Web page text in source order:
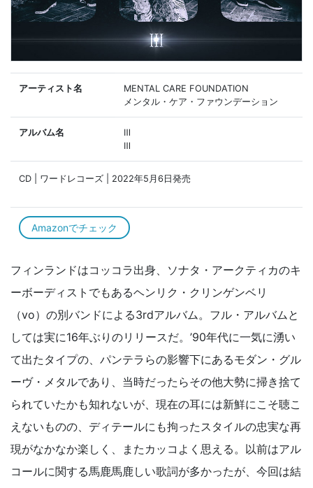
アーティスト名
MENTAL CARE FOUNDATION
メンタル・ケア・ファウンデーション
アルバム名
Ⅲ
Ⅲ
CD | ワードレコーズ | 2022年5月6日発売
Amazonでチェック
フィンランドはコッコラ出身、ソナタ・アークティカのキ
ーボーディストでもあるヘンリク・クリンゲンベリ
（vo）の別バンドによる3rdアルバム。フル・アルバムと
しては実に16年ぶりのリリースだ。’90年代に一気に湧い
て出たタイプの、パンテラらの影響下にあるモダン・グル
ーヴ・メタルであり、当時だったらその他大勢に掃き捨て
られていたかも知れないが、現在の耳には新鮮にこそ聴こ
えないものの、ディテールにも拘ったスタイルの忠実な再
現がなかなか楽しく、またカッコよく思える。以前はアル
コールに関する馬鹿馬鹿しい歌詞が多かったが、今回は結